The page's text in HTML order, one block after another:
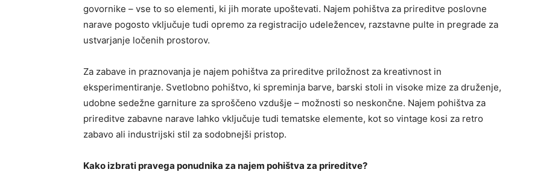
govornike – vse to so elementi, ki jih morate upoštevati. Najem pohištva za prireditve poslovne
narave pogosto vključuje tudi opremo za registracijo udeležencev, razstavne pulte in pregrade za
ustvarjanje ločenih prostorov.
Za zabave in praznovanja je najem pohištva za prireditve priložnost za kreativnost in
eksperimentiranje. Svetlobno pohištvo, ki spreminja barve, barski stoli in visoke mize za druženje,
udobne sedežne garniture za sproščeno vzdušje – možnosti so neskončne. Najem pohištva za
prireditve zabavne narave lahko vključuje tudi tematske elemente, kot so vintage kosi za retro
zabavo ali industrijski stil za sodobnejši pristop.
Kako izbrati pravega ponudnika za najem pohištva za prireditve?